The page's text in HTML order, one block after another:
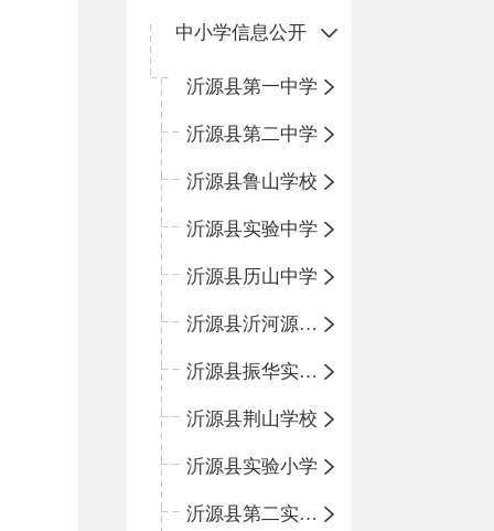
中小学信息公开
沂源县第一中学
沂源县第二中学
沂源县鲁山学校
沂源县实验中学
沂源县历山中学
沂源县沂河源学校
沂源县振华实验学校
沂源县荆山学校
沂源县实验小学
沂源县第二实验小学